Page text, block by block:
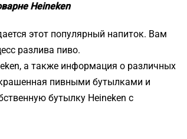
Heineken
этот популярный напиток. Вам
разлива пиво.
а также информация о различных
пивными бутылками и
бутылку Heineken с